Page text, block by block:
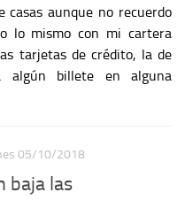
casas aunque no recuerdo
lo mismo con mi cartera
tarjetas de crédito, la de
algún billete en alguna
05/10/2018
baja las